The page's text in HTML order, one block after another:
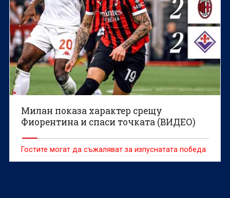
Милан показа характер срещу
Фиорентина и спаси точката (ВИДЕО)
Гостите могат да съжаляват за изпуснатата победа